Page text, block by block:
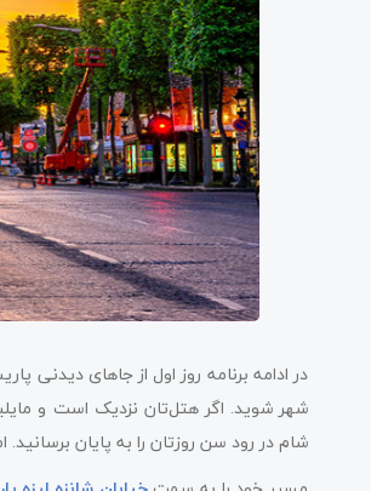
در ادامه برنامه روز اول از جاهای دیدنی
شهر شوید. اگر هتل‌تان نزدیک است و
شام در رود سن روزتان را به پایان